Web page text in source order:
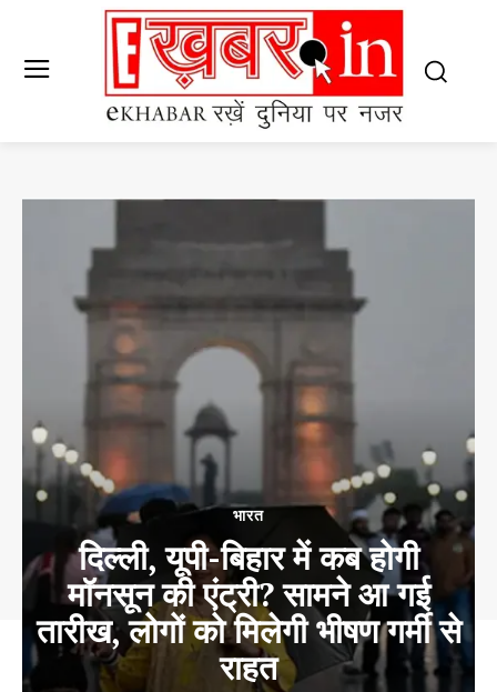
भारत
दिल्ली, यूपी-बिहार में कब होगी
मॉनसून की एंट्री? सामने आ गई
तारीख, लोगों को मिलेगी भीषण गर्मी से
राहत